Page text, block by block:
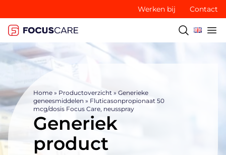
Werken bij Contact
Home » Productoverzicht » Generieke
geneesmiddelen » Fluticasonpropionaat 50
mcg/dosis Focus Care, neusspray
Generiek
product